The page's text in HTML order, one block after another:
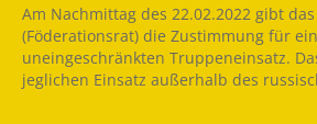
Am Nachmittag des 22.02.2022 gibt
(Föderationsrat) die Zustimmung für
uneingeschränkten Truppeneinsatz.
jeglichen Einsatz außerhalb des